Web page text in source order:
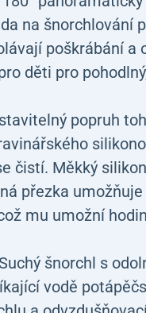
na šnorchlování
poškrábání a
děti pro
popruh
čistí. Měkký
přezka
mu umožní
šnorchl s
vodě